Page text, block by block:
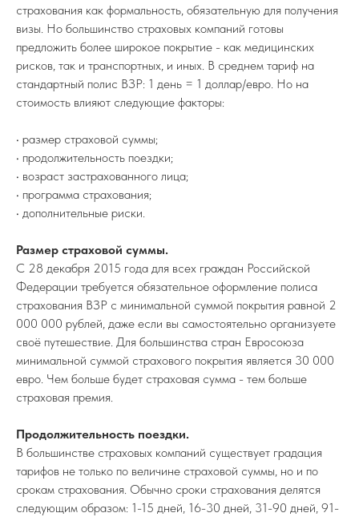
страхования как формальность, обязательную для получения
визы. Но большинство страховых компаний готовы
предложить более широкое покрытие - как медицинских
рисков, так и транспортных, и иных. В среднем тариф на
стандартный полис ВЗР: 1 день = 1 доллар/евро. Но на
стоимость влияют следующие факторы:
• размер страховой суммы;
• продолжительность поездки;
• возраст застрахованного лица;
• программа страхования;
• дополнительные риски.
Размер страховой суммы.
С 28 декабря 2015 года для всех граждан Российской
Федерации требуется обязательное оформление полиса
страхования ВЗР с минимальной суммой покрытия равной 2
000 000 рублей, даже если вы самостоятельно организуете
своё путешествие. Для большинства стран Евросоюза
минимальной суммой страхового покрытия является 30 000
евро. Чем больше будет страховая сумма - тем больше
страховая премия.
Продолжительность поездки.
В большинстве страховых компаний существует градация
тарифов не только по величине страховой суммы, но и по
срокам страхования. Обычно сроки страхования делятся
следующим образом: 1-15 дней, 16-30 дней, 31-90 дней, 91-